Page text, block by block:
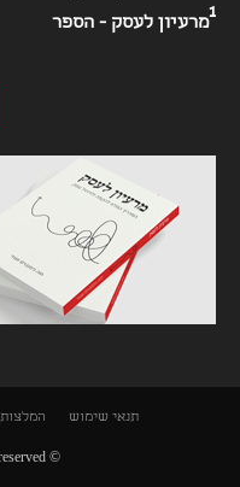
מרעיון לעסק - הספר
1
תנאי שימוש המלצות
© GOLDA| All rights reserved